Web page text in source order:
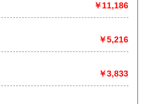
￥11,186
￥5,216
￥3,833